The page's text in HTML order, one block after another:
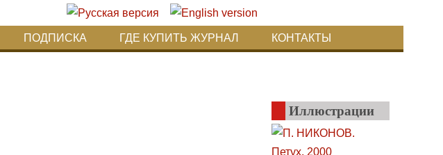
ПОДПИСКА ГДЕ КУПИТЬ ЖУРНАЛ КОНТАКТЫ
Иллюстрации